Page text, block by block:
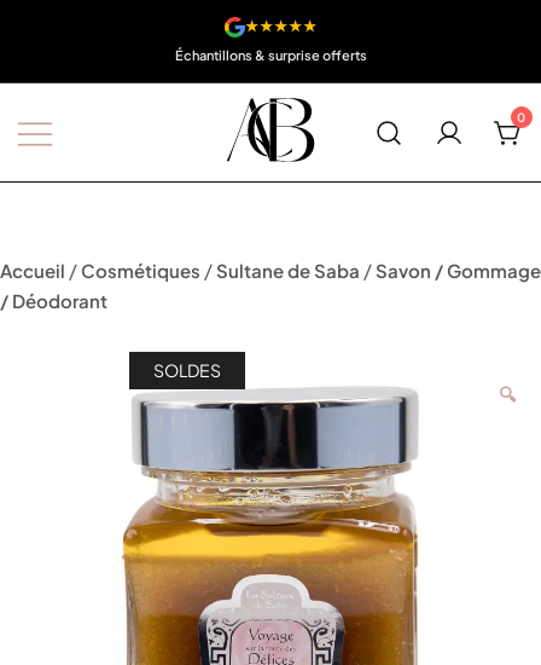
★★★★★
Échantillons & surprise offerts
0
Accueil /Cosmétiques /Sultane de Saba /Savon / Gommage
/ Déodorant
SOLDES
🔍